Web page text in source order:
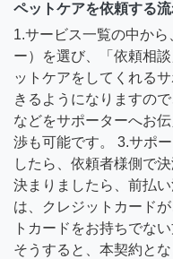
ペットケアを依頼する流
1.サービス一覧の中か
ー）を選び、「依頼相
ットケアをしてくれる
きるようになりますの
などをサポーターへお
渉も可能です。 3.サポ
したら、依頼者様側で
決まりましたら、前払
は、クレジットカード
トカードをお持ちでな
そうすると、本契約と